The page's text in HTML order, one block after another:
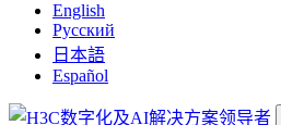
English
Русский
日本語
Español